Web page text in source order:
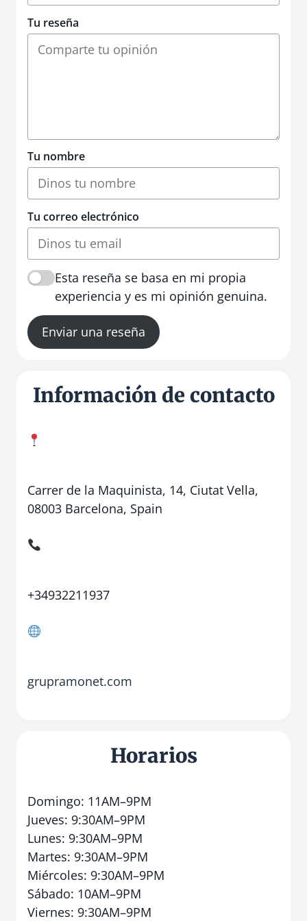
Tu reseña
Tu nombre
Tu correo electrónico
Esta reseña se basa en mi propia
experiencia y es mi opinión genuina.
Enviar una reseña
Información de contacto
Carrer de la Maquinista, 14, Ciutat Vella,
08003 Barcelona, Spain
+34932211937
grupramonet.com
Horarios
Domingo: 11AM–9PM
Jueves: 9:30AM–9PM
Lunes: 9:30AM–9PM
Martes: 9:30AM–9PM
Miércoles: 9:30AM–9PM
Sábado: 10AM–9PM
Viernes: 9:30AM–9PM